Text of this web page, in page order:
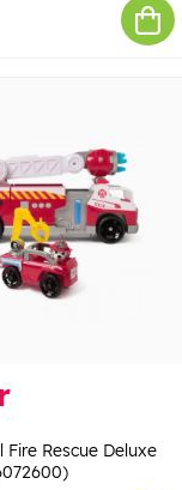
Fire Rescue Deluxe